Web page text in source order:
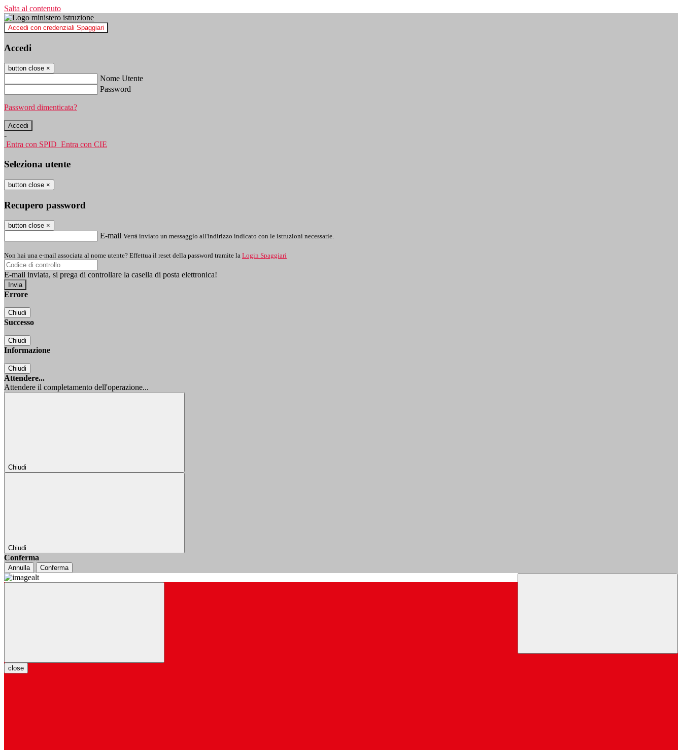
Salta al contenuto
Accedi con credenziali Spaggiari
Accedi
button close ×
Nome Utente
Password
Password dimenticata?
-
Entra con SPID Entra con CIE
Seleziona utente
button close ×
Recupero password
button close ×
E-mail Verrà inviato un messaggio all'indirizzo indicato con le istruzioni necessarie.
Non hai una e-mail associata al nome utente? Effettua il reset della password tramite la Login Spaggiari
E-mail inviata, si prega di controllare la casella di posta elettronica!
Errore
Chiudi
Successo
Chiudi
Informazione
Chiudi
Attendere...
Attendere il completamento dell'operazione...
Chiudi
Chiudi
Conferma
Annulla Conferma
close